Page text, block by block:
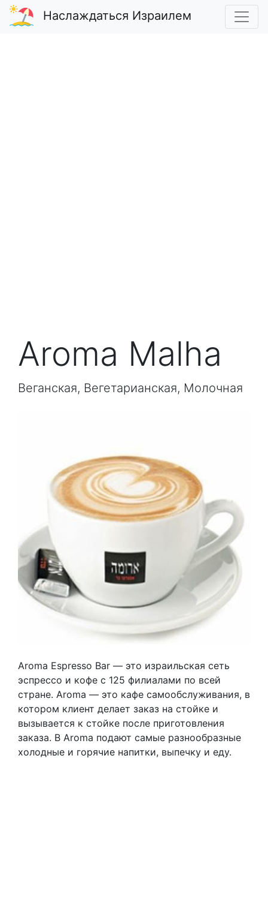
Наслаждаться Израилем
Aroma Malha
Веганская, Вегетарианская, Молочная
Aroma Espresso Bar — это израильская сеть
эспрессо и кофе с 125 филиалами по всей
стране. Aroma — это кафе самообслуживания, в
котором клиент делает заказ на стойке и
вызывается к стойке после приготовления
заказа. В Aroma подают самые разнообразные
холодные и горячие напитки, выпечку и еду.